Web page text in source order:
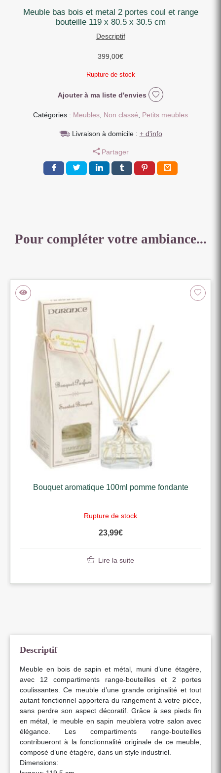
meuble bas bois et metal 2 portes coul et range
bouteille 119 x 80.5 x 30.5 cm
Descriptif
399,00€
Rupture de stock
Ajouter à ma liste d'envies
Catégories : Meubles, Non classé, Petits meubles
Livraison à domicile : + d'info
Partager
Pour compléter votre ambiance...
Bouquet aromatique 100ml pomme fondante
Rupture de stock
23,99€
Lire la suite
Descriptif
Meuble en bois de sapin et métal, muni d’une étagère,
avec 12 compartiments range-bouteilles et 2 portes
coulissantes. Ce meuble d’une grande originalité et tout
autant fonctionnel apportera du rangement à votre pièce,
sans perdre son aspect décoratif. Grâce à ses pieds fin
en métal, le meuble en sapin meublera votre salon avec
élégance. Les compartiments range-bouteilles
contribueront à la fonctionnalité originale de ce meuble,
composé d’une étagère, dans un style industriel.
Dimensions: